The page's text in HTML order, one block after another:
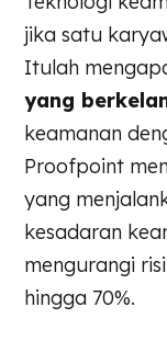
jika satu
Itulah
yang
keamanan
Proofpoint
yang
kesadaran
mengurangi
hingga 70%.